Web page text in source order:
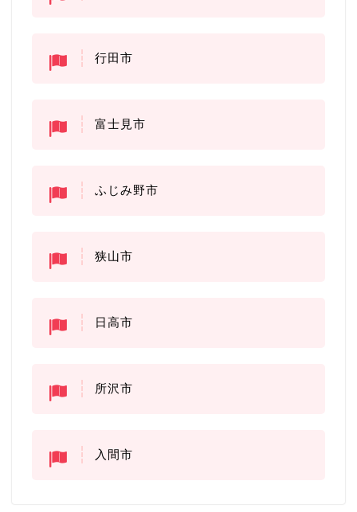
行田市
富士見市
ふじみ野市
狭山市
日高市
所沢市
入間市